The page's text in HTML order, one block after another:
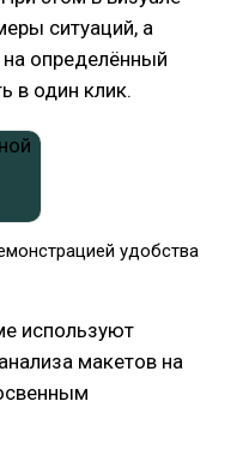
ситуаций, а
определённый
в один клик.
удобства
используют
макетов на